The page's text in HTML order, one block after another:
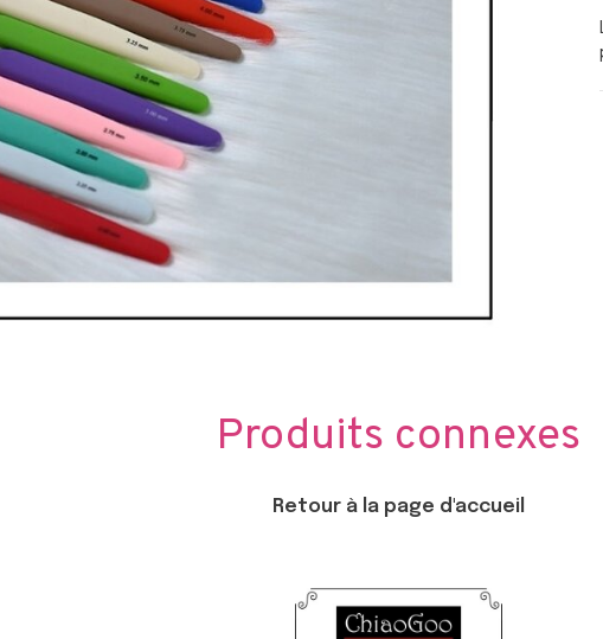
Produits connexes
Retour à la page d'accueil